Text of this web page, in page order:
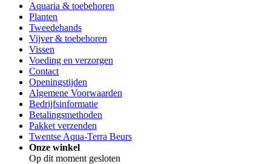
Aquaria & toebehoren
Planten
Tweedehands
Vijver & toebehoren
Vissen
Voeding en verzorgen
Contact
Openingstijden
Algemene Voorwaarden
Bedrijfsinformatie
Betalingsmethoden
Pakket verzenden
Twentse Aqua-Terra Beurs
Onze winkel
Op dit moment gesloten